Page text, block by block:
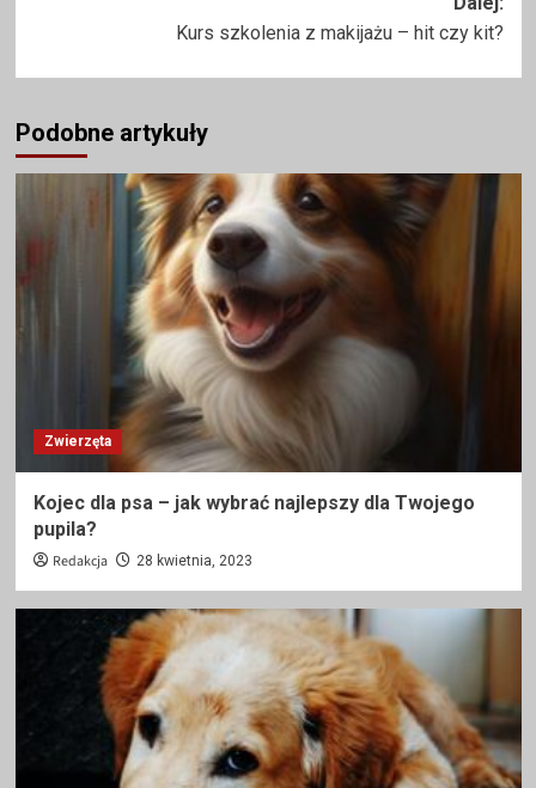
Kurs szkolenia z makijażu – hit czy kit?
Podobne artykuły
Zwierzęta
Kojec dla psa – jak wybrać najlepszy dla Twojego
pupila?
Redakcja 28 kwietnia, 2023